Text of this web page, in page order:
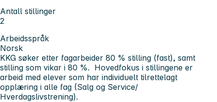
Antall stillinger
2
Arbeidsspråk
Norsk
KKG søker etter fagarbeider 80 % stilling (fast), samt
stilling som vikar i 80 %. Hovedfokus i stillingene er
arbeid med elever som har individuelt tilrettelagt
opplæring i alle fag (Salg og Service/
Hverdagslivstrening).